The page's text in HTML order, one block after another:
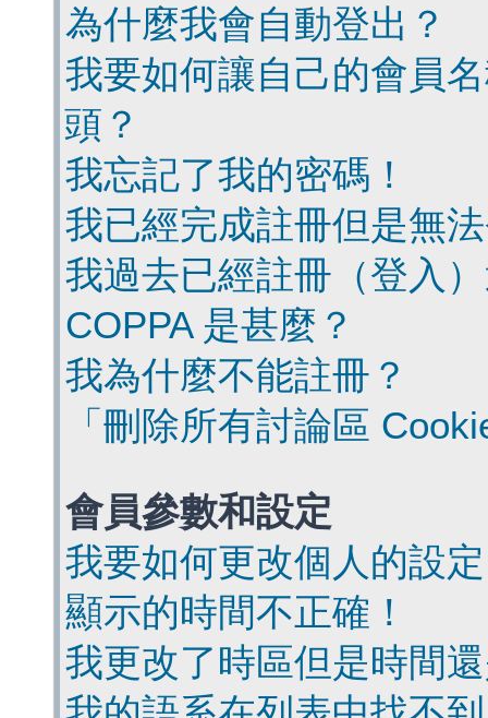
為什麼我會自動登出？
我要如何讓自己的會員
頭？
我忘記了我的密碼！
我已經完成註冊但是無
我過去已經註冊（登入
COPPA 是甚麼？
我為什麼不能註冊？
「刪除所有討論區
會員參數和設定
我要如何更改個人的設
顯示的時間不正確！
我更改了時區但是時間